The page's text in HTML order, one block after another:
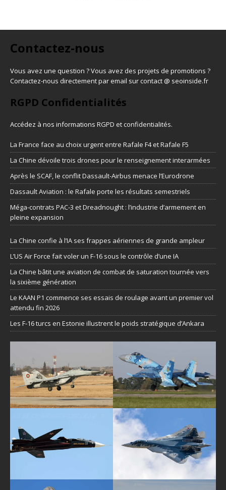
Contactez-nous
Vous avez une question ? Vous avez des projets de promotions ?
Contactez-nous directement par email sur contact @ seoinside.fr
RGPD Confidentialités
Accédez à nos informations RGPD et confidentialités.
La France face au choix urgent entre Rafale F4 et Rafale F5
La Chine dévoile trois drones pour le renseignement interarmées
Après le SCAF, le conflit Dassault-Airbus menace l’Eurodrone
Dassault Aviation : le Rafale porte les résultats semestriels
Méga-contrats PAC-3 et Dreadnought : l’industrie d’armement en
pleine expansion
La Chine confie à l’IA ses frappes aériennes de grande ampleur
L’US Air Force fait voler un F-16 sous le contrôle d’une IA
La Chine bâtit une aviation de combat de saturation tournée vers
la sixième génération
Le KAAN P1 commence ses essais de roulage avant un premier vol
attendu fin 2026
Les F-16 turcs en Estonie illustrent le poids stratégique d’Ankara